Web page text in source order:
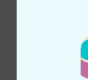
Îți
Share